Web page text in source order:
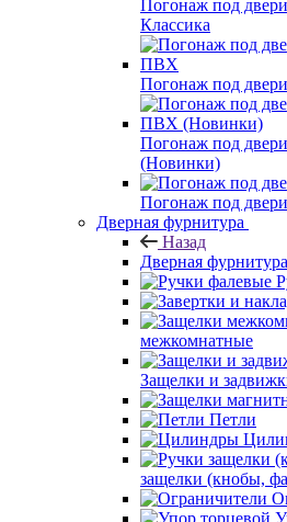
Погонаж под
Классика
Погонаж под
Погонаж под
(Новинки)
Погонаж под
Дверная фурнитура
Назад
Дверная фурнитура
межкомнатные
Защелки и
Петли
защелки (кнобы,